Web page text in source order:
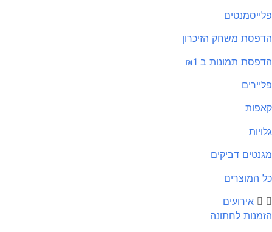
משחק הזיכרון
תמונות ב ₪1
דביקים
המוצרים
אירועים
לחתונה